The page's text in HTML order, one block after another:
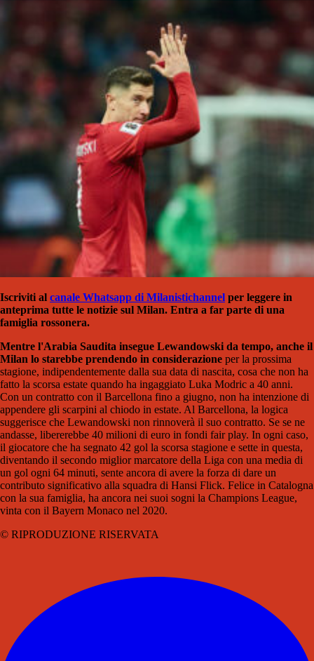
Iscriviti al canale Whatsapp di Milanistichannel per leggere in
anteprima tutte le notizie sul Milan. Entra a far parte di una
famiglia rossonera.
Mentre l'Arabia Saudita insegue Lewandowski da tempo, anche il
Milan lo starebbe prendendo in considerazione per la prossima
stagione, indipendentemente dalla sua data di nascita, cosa che non ha
fatto la scorsa estate quando ha ingaggiato Luka Modric a 40 anni.
Con un contratto con il Barcellona fino a giugno, non ha intenzione di
appendere gli scarpini al chiodo in estate. Al Barcellona, ​​la logica
suggerisce che Lewandowski non rinnoverà il suo contratto. Se se ne
andasse, libererebbe 40 milioni di euro in fondi fair play. In ogni caso,
il giocatore che ha segnato 42 gol la scorsa stagione e sette in questa,
diventando il secondo miglior marcatore della Liga con una media di
un gol ogni 64 minuti, sente ancora di avere la forza di dare un
contributo significativo alla squadra di Hansi Flick. Felice in Catalogna
con la sua famiglia, ha ancora nei suoi sogni la Champions League,
vinta con il Bayern Monaco nel 2020.
© RIPRODUZIONE RISERVATA